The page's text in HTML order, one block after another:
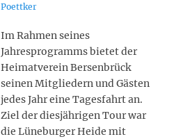
on
Poettker
Im Rahmen seines
Jahresprogramms bietet der
Heimatverein Bersenbrück
seinen Mitgliedern und Gästen
jedes Jahr eine Tagesfahrt an.
Ziel der diesjährigen Tour war
die Lüneburger Heide mit